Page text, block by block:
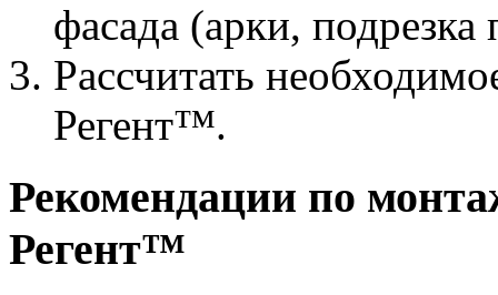
фасада (арки, подрезка
Рассчитать
Регент™.
Рекомендации по
Регент™